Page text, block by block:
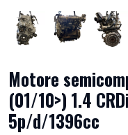
Motore
(01/10>) 1.4
5p/d/1396cc